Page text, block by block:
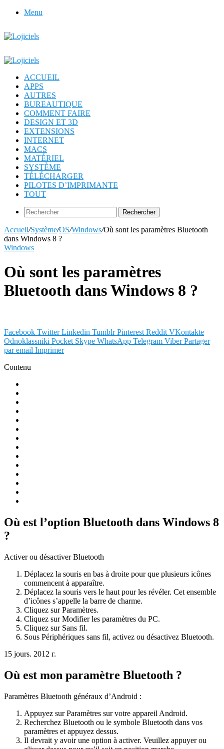
Menu
ACCUEIL
APPS
AUTRES
BUREAUTIQUE
COMMENT FAIRE
DESIGN ET 3D
EXTENSIONS
INTERNET
MACS
MATÉRIEL
SYSTÈME
TÉLÉCHARGER
PILOTES D’IMPRIMANTE
TOUT
Rechercher
Accueil/Système/OS/Windows/Où sont les paramètres Bluetooth
dans Windows 8 ?
Windows
Où sont les paramètres
Bluetooth dans Windows 8 ?
Facebook Twitter Linkedin Tumblr Pinterest Reddit VKontakte
Odnoklassniki Pocket Skype WhatsApp Telegram Viber Partager
par email Imprimer
Contenu
Où est l’option Bluetooth dans Windows 8
?
Activer ou désactiver Bluetooth
Déplacez la souris en bas à droite pour que plusieurs icônes
commencent à apparaître.
Déplacez la souris vers le haut pour les révéler. Cet ensemble
d’icônes s’appelle la barre de charme.
Cliquez sur Paramètres.
Cliquez sur Modifier les paramètres du PC.
Cliquez sur Sans fil.
Sous Périphériques sans fil, activez ou désactivez Bluetooth.
15 jours. 2012 г.
Où est mon paramètre Bluetooth ?
Paramètres Bluetooth généraux d’Android :
Appuyez sur Paramètres sur votre appareil Android.
Recherchez Bluetooth ou le symbole Bluetooth dans vos
paramètres et appuyez dessus.
Il devrait y avoir une option à activer. Veuillez appuyer ou